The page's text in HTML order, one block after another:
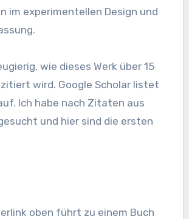
im experimentellen Design und
wie dieses Werk über 15
wird. Google Scholar listet
Ich habe nach Zitaten aus
und hier sind die ersten
oben führt zu einem Buch